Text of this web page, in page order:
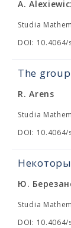
A.
Studia
DOI:
The
R. Arens
Studia
DOI:
Ю.
Studia
DOI: